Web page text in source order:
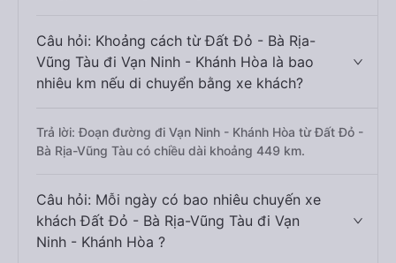
Câu hỏi: Khoảng cách từ Đất Đỏ - Bà Rịa-
Vũng Tàu đi Vạn Ninh - Khánh Hòa là bao
nhiêu km nếu di chuyển bằng xe khách?
Trả lời: Đoạn đường đi Vạn Ninh - Khánh Hòa từ Đất Đỏ -
Bà Rịa-Vũng Tàu có chiều dài khoảng 449 km.
Câu hỏi: Mỗi ngày có bao nhiêu chuyến xe
khách Đất Đỏ - Bà Rịa-Vũng Tàu đi Vạn
Ninh - Khánh Hòa ?